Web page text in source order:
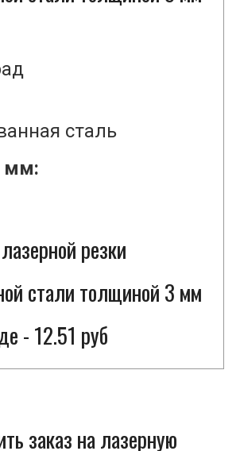
сталь
мм:
резки
стали толщиной 3 мм
- 12.51 руб
заказ на лазерную